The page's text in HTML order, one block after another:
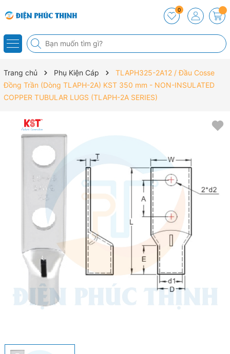
0
Trang chủ Phụ Kiện Cáp
TLAPH325-2A12 / Đầu Cosse
Đồng Trần (Dòng TLAPH-2A) KST 350 mm - NON-INSULATED
COPPER TUBULAR LUGS (TLAPH-2A SERIES)